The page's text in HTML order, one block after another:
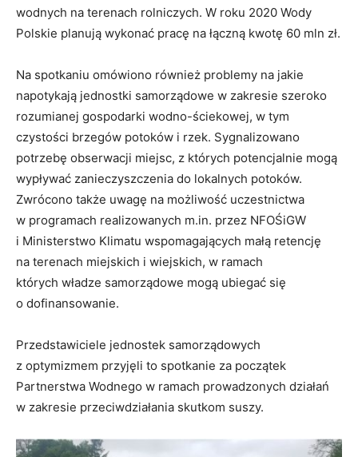
wodnych na terenach rolniczych. W roku 2020 Wody
Polskie planują wykonać pracę na łączną kwotę 60 mln zł.
Na spotkaniu omówiono również problemy na jakie
napotykają jednostki samorządowe w zakresie szeroko
rozumianej gospodarki wodno-ściekowej, w tym
czystości brzegów potoków i rzek. Sygnalizowano
potrzebę obserwacji miejsc, z których potencjalnie mogą
wypływać zanieczyszczenia do lokalnych potoków.
Zwrócono także uwagę na możliwość uczestnictwa
w programach realizowanych m.in. przez NFOŚiGW
i Ministerstwo Klimatu wspomagających małą retencję
na terenach miejskich i wiejskich, w ramach
których władze samorządowe mogą ubiegać się
o dofinansowanie.
Przedstawiciele jednostek samorządowych
z optymizmem przyjęli to spotkanie za początek
Partnerstwa Wodnego w ramach prowadzonych działań
w zakresie przeciwdziałania skutkom suszy.